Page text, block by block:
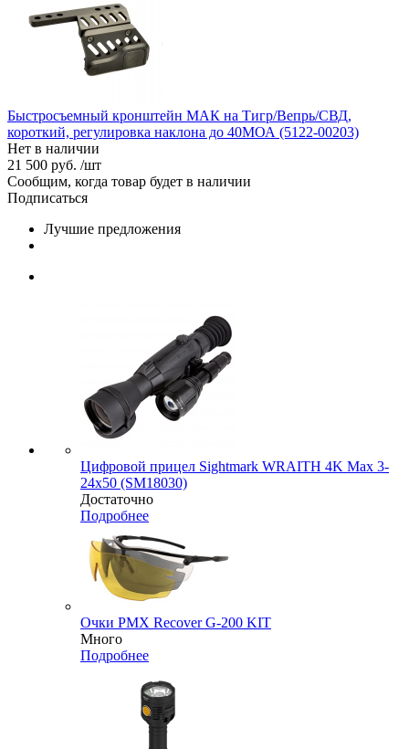
Быстросъемный кронштейн МАК на Тигр/Вепрь/СВД,
короткий, регулировка наклона до 40МОА (5122-00203)
Нет в наличии
21 500 руб. /шт
Сообщим, когда товар будет в наличии
Подписаться
Лучшие предложения
Цифровой прицел Sightmark WRAITH 4K Max 3-
24x50 (SM18030)
Достаточно
Подробнее
Очки PMX Recover G-200 KIT
Много
Подробнее